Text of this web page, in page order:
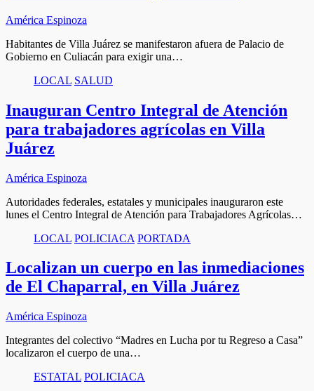
América Espinoza
Habitantes de Villa Juárez se manifestaron afuera de Palacio de
Gobierno en Culiacán para exigir una…
LOCAL SALUD
Inauguran Centro Integral de Atención
para trabajadores agrícolas en Villa
Juárez
América Espinoza
Autoridades federales, estatales y municipales inauguraron este
lunes el Centro Integral de Atención para Trabajadores Agrícolas…
LOCAL POLICIACA PORTADA
Localizan un cuerpo en las inmediaciones
de El Chaparral, en Villa Juárez
América Espinoza
Integrantes del colectivo “Madres en Lucha por tu Regreso a Casa”
localizaron el cuerpo de una…
ESTATAL POLICIACA